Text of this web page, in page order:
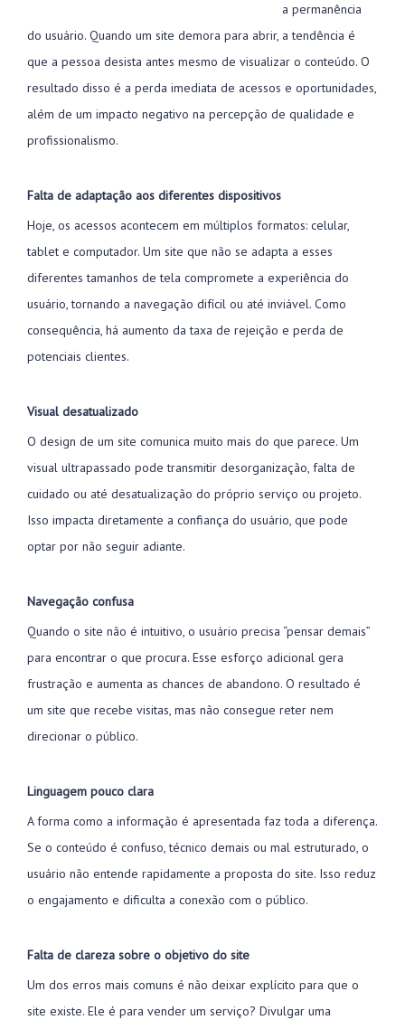
a permanência
do usuário. Quando um site demora para abrir, a tendência é
que a pessoa desista antes mesmo de visualizar o conteúdo. O
resultado disso é a perda imediata de acessos e oportunidades,
além de um impacto negativo na percepção de qualidade e
profissionalismo.
Falta de adaptação aos diferentes dispositivos
Hoje, os acessos acontecem em múltiplos formatos: celular,
tablet e computador. Um site que não se adapta a esses
diferentes tamanhos de tela compromete a experiência do
usuário, tornando a navegação difícil ou até inviável. Como
consequência, há aumento da taxa de rejeição e perda de
potenciais clientes.
Visual desatualizado
O design de um site comunica muito mais do que parece. Um
visual ultrapassado pode transmitir desorganização, falta de
cuidado ou até desatualização do próprio serviço ou projeto.
Isso impacta diretamente a confiança do usuário, que pode
optar por não seguir adiante.
Navegação confusa
Quando o site não é intuitivo, o usuário precisa “pensar demais”
para encontrar o que procura. Esse esforço adicional gera
frustração e aumenta as chances de abandono. O resultado é
um site que recebe visitas, mas não consegue reter nem
direcionar o público.
Linguagem pouco clara
A forma como a informação é apresentada faz toda a diferença.
Se o conteúdo é confuso, técnico demais ou mal estruturado, o
usuário não entende rapidamente a proposta do site. Isso reduz
o engajamento e dificulta a conexão com o público.
Falta de clareza sobre o objetivo do site
Um dos erros mais comuns é não deixar explícito para que o
site existe. Ele é para vender um serviço? Divulgar uma